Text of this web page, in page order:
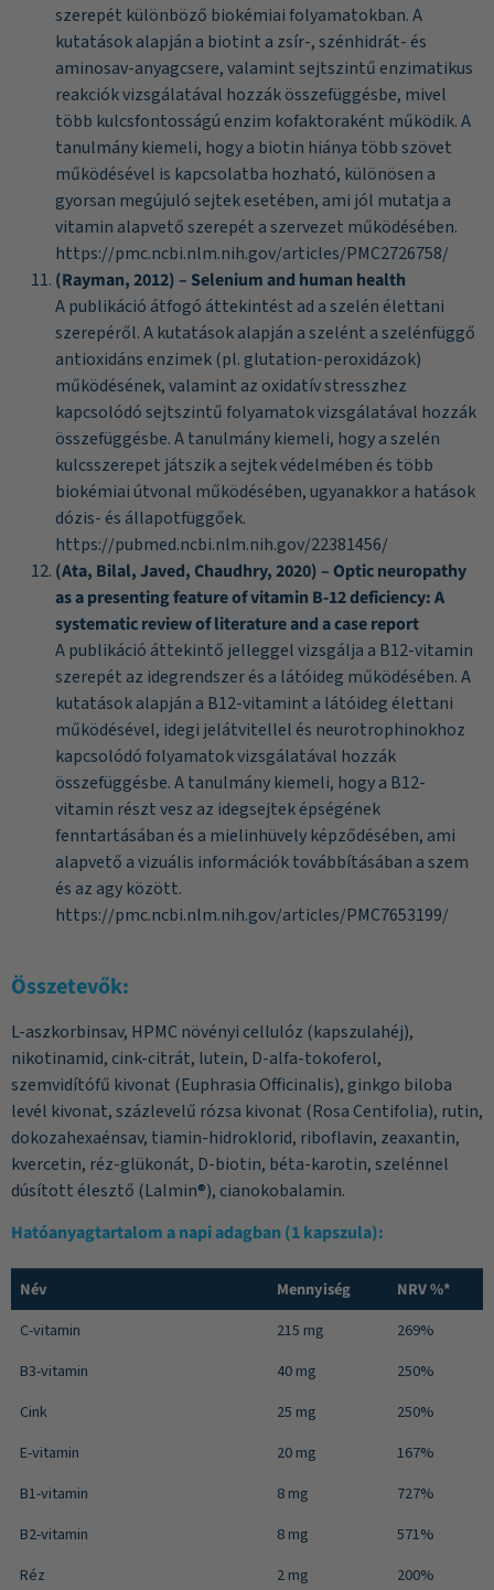
szerepét különböző biokémiai folyamatokban. A
kutatások alapján a biotint a zsír-, szénhidrát- és
aminosav-anyagcsere, valamint sejtszintű enzimatikus
reakciók vizsgálatával hozzák összefüggésbe, mivel
több kulcsfontosságú enzim kofaktoraként működik. A
tanulmány kiemeli, hogy a biotin hiánya több szövet
működésével is kapcsolatba hozható, különösen a
gyorsan megújuló sejtek esetében, ami jól mutatja a
vitamin alapvető szerepét a szervezet működésében.
https://pmc.ncbi.nlm.nih.gov/articles/PMC2726758/
(Rayman, 2012) – Selenium and human health
A publikáció átfogó áttekintést ad a szelén élettani
szerepéről. A kutatások alapján a szelént a szelénfüggő
antioxidáns enzimek (pl. glutation-peroxidázok)
működésének, valamint az oxidatív stresszhez
kapcsolódó sejtszintű folyamatok vizsgálatával hozzák
összefüggésbe. A tanulmány kiemeli, hogy a szelén
kulcsszerepet játszik a sejtek védelmében és több
biokémiai útvonal működésében, ugyanakkor a hatások
dózis- és állapotfüggőek.
https://pubmed.ncbi.nlm.nih.gov/22381456/
(Ata, Bilal, Javed, Chaudhry, 2020) – Optic neuropathy
as a presenting feature of vitamin B-12 deficiency: A
systematic review of literature and a case report
A publikáció áttekintő jelleggel vizsgálja a B12-vitamin
szerepét az idegrendszer és a látóideg működésében. A
kutatások alapján a B12-vitamint a látóideg élettani
működésével, idegi jelátvitellel és neurotrophinokhoz
kapcsolódó folyamatok vizsgálatával hozzák
összefüggésbe. A tanulmány kiemeli, hogy a B12-
vitamin részt vesz az idegsejtek épségének
fenntartásában és a mielinhüvely képződésében, ami
alapvető a vizuális információk továbbításában a szem
és az agy között.
https://pmc.ncbi.nlm.nih.gov/articles/PMC7653199/
Összetevők:
L-aszkorbinsav, HPMC növényi cellulóz (kapszulahéj),
nikotinamid, cink-citrát, lutein, D-alfa-tokoferol,
szemvidítófű kivonat (Euphrasia Officinalis), ginkgo biloba
levél kivonat, százlevelű rózsa kivonat (Rosa Centifolia), rutin,
dokozahexaénsav, tiamin-hidroklorid, riboflavin, zeaxantin,
kvercetin, réz-glükonát, D-biotin, béta-karotin, szelénnel
dúsított élesztő (Lalmin®), cianokobalamin.
Hatóanyagtartalom a napi adagban (1 kapszula):
Név Mennyiség
NRV %*
C-vitamin
215 mg
269%
B3-vitamin
40 mg
250%
Cink
25 mg
250%
E-vitamin
20 mg
167%
B1-vitamin
8 mg
727%
B2-vitamin
8 mg
571%
Réz
2 mg 200%